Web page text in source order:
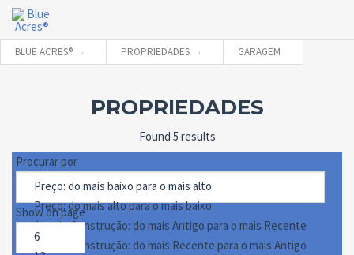
BLUE ACRES® PROPRIEDADES GARAGEM
PROPRIEDADES
Found 5 results
Procurar por
Show on page